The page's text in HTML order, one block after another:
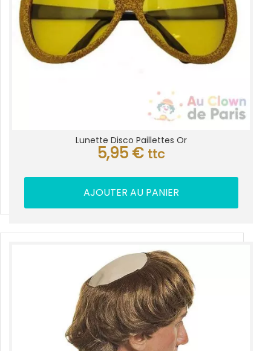
Lunette Disco Paillettes Or
5,95 € ttc
AJOUTER AU PANIER